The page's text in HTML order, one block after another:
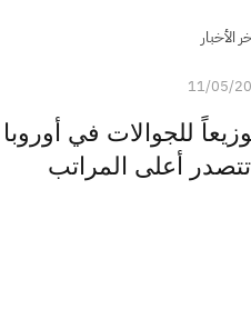
الأخبار
11/05/
للجوالات في أوروبا
أعلى المراتب